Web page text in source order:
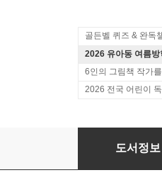
골든벨 퀴즈 & 완독
2026 유아동 여름방
6인의 그림책 작가
2026 전국 어린이
설민석의 한국사
도서정보